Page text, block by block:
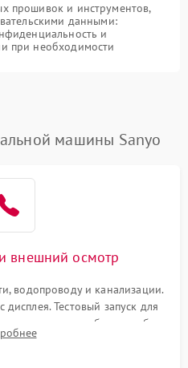
прошивок и инструментов,
данными:
и
при необходимости
машины Sanyo
внешний осмотр
водопроводу и канализации.
Тестовый запуск для
протечек или сбоев в работе
управления.